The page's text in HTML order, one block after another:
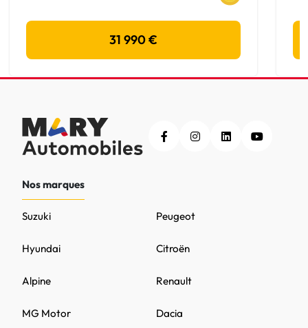
31 990 €
Nos marques
Peugeot
MG Motor
Citroën
Renault
Hyundai
Dacia
Alpine
Suzuki